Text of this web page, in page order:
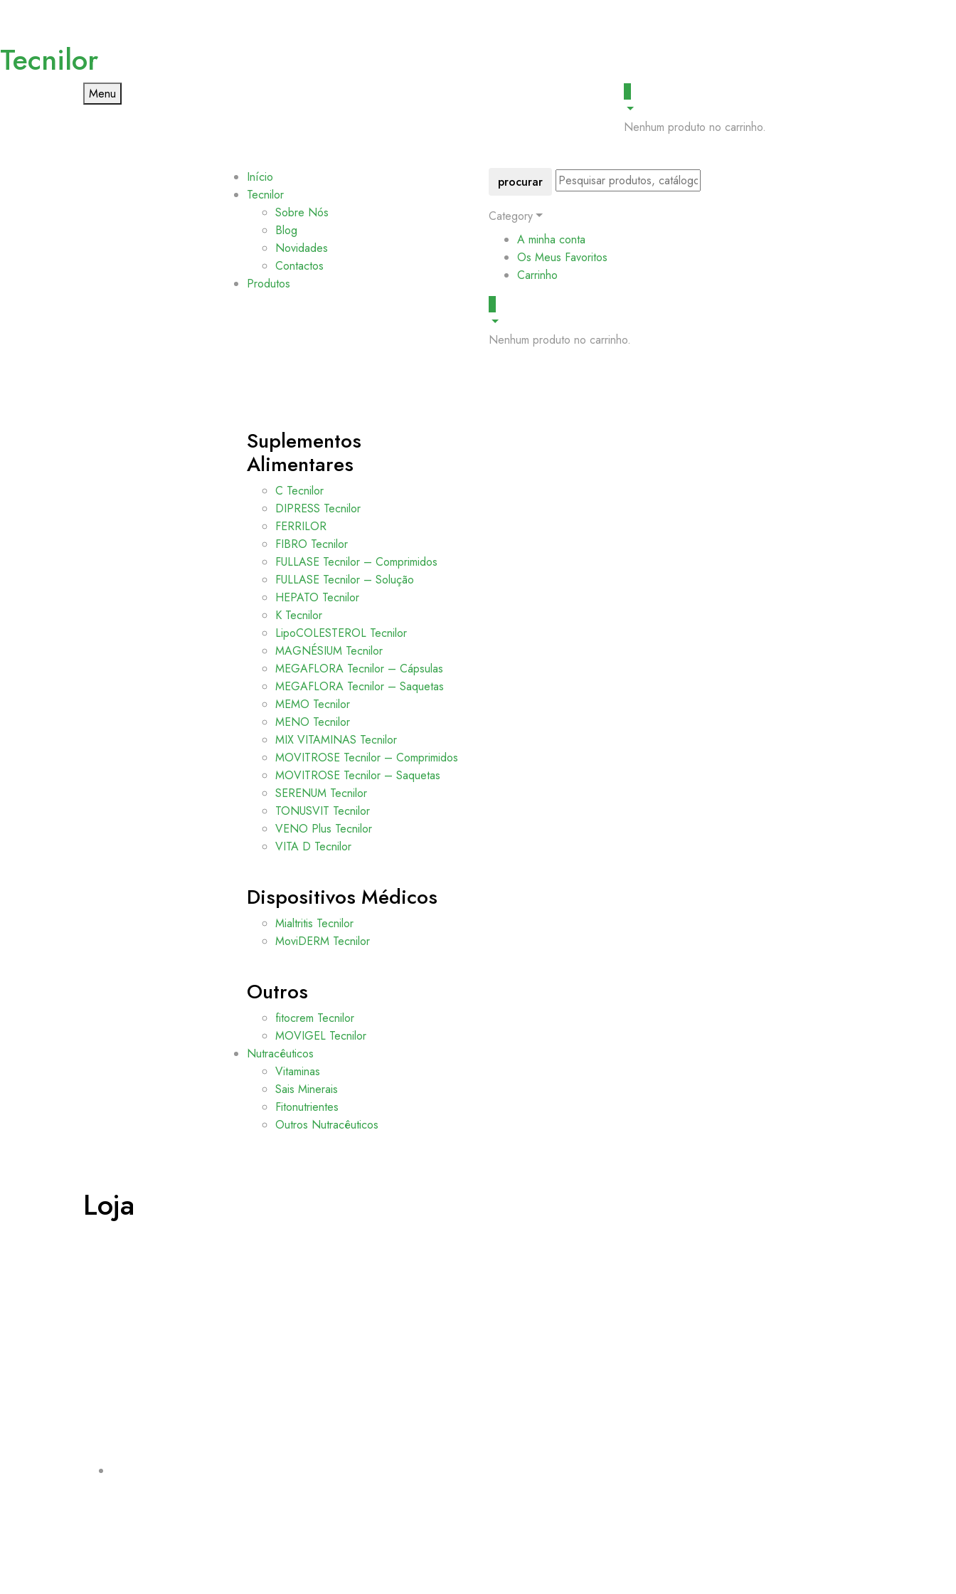
Tecnilor
Menu
Nenhum produto no carrinho.
Início
Tecnilor
Sobre Nós
Blog
Novidades
Contactos
Produtos
Suplementos
Alimentares
C Tecnilor
DIPRESS Tecnilor
FERRILOR
FIBRO Tecnilor
FULLASE Tecnilor – Comprimidos
FULLASE Tecnilor – Solução
HEPATO Tecnilor
K Tecnilor
LipoCOLESTEROL Tecnilor
MAGNÉSIUM Tecnilor
MEGAFLORA Tecnilor – Cápsulas
MEGAFLORA Tecnilor – Saquetas
MEMO Tecnilor
MENO Tecnilor
MIX VITAMINAS Tecnilor
MOVITROSE Tecnilor – Comprimidos
MOVITROSE Tecnilor – Saquetas
SERENUM Tecnilor
TONUSVIT Tecnilor
VENO Plus Tecnilor
VITA D Tecnilor
Dispositivos Médicos
Mialtritis Tecnilor
MoviDERM Tecnilor
Outros
fitocrem Tecnilor
MOVIGEL Tecnilor
Nutracêuticos
Vitaminas
Sais Minerais
Fitonutrientes
Outros Nutracêuticos
procurar
Category
A minha conta
Os Meus Favoritos
Carrinho
Nenhum produto no carrinho.
Loja